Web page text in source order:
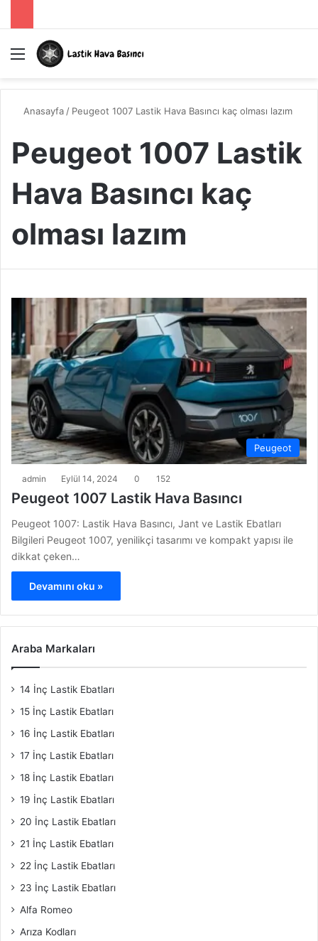
Menü
Anasayfa / Peugeot 1007 Lastik Hava Basıncı kaç olması lazım
Peugeot 1007 Lastik
Hava Basıncı kaç
olması lazım
Peugeot
admin Eylül 14, 2024 0 152
Peugeot 1007 Lastik Hava Basıncı
Peugeot 1007: Lastik Hava Basıncı, Jant ve Lastik Ebatları
Bilgileri Peugeot 1007, yenilikçi tasarımı ve kompakt yapısı ile
dikkat çeken…
Devamını oku »
Araba Markaları
14 İnç Lastik Ebatları
15 İnç Lastik Ebatları
16 İnç Lastik Ebatları
17 İnç Lastik Ebatları
18 İnç Lastik Ebatları
19 İnç Lastik Ebatları
20 İnç Lastik Ebatları
21 İnç Lastik Ebatları
22 İnç Lastik Ebatları
23 İnç Lastik Ebatları
Alfa Romeo
Arıza Kodları